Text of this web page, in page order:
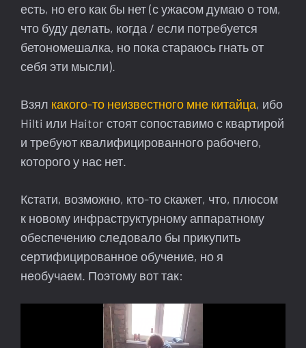
есть, но его как бы нет (с ужасом думаю о том,
что буду делать, когда / если потребуется
бетономешалка, но пока стараюсь гнать от
себя эти мысли).
Взял какого-то неизвестного мне китайца, ибо
Hilti или Haitor стоят сопоставимо с квартирой
и требуют квалифицированного рабочего,
которого у нас нет.
Кстати, возможно, кто-то скажет, что, плюсом
к новому инфраструктурному аппаратному
обеспечению следовало бы прикупить
сертифицированное обучение, но я
необучаем. Поэтому вот так: